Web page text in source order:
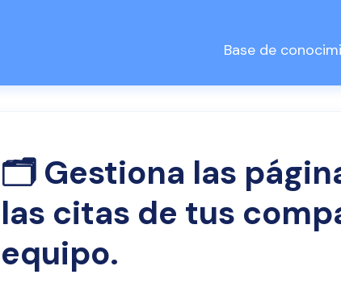
Base de
🗂️ Gestiona las
las citas de tus
equipo.